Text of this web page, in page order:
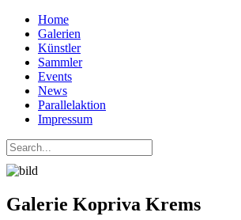
Home
Galerien
Künstler
Sammler
Events
News
Parallelaktion
Impressum
Galerie Kopriva Krems